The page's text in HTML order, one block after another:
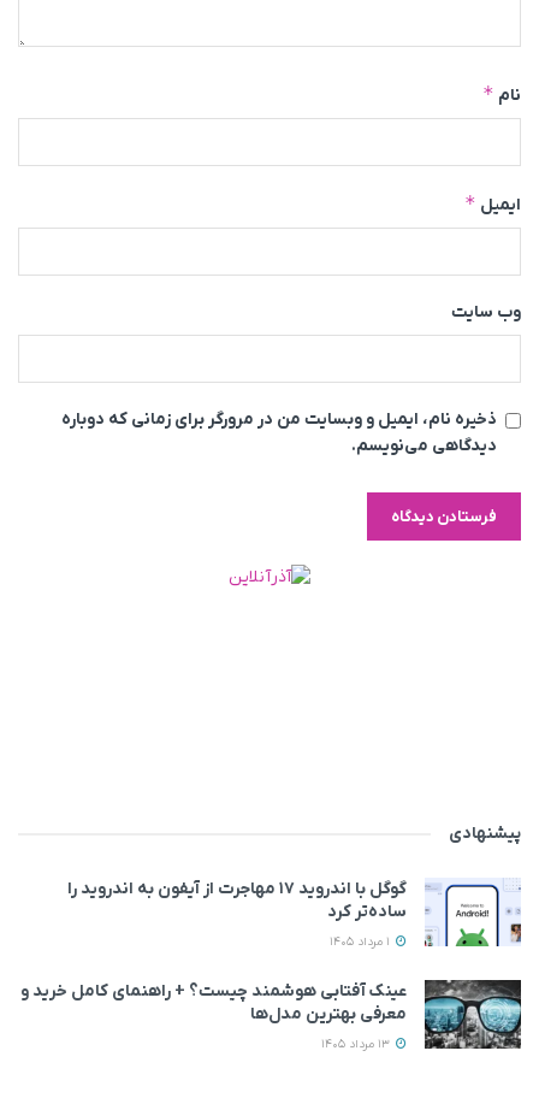
نام *
ایمیل *
وب‌ سایت
ذخیره نام، ایمیل و وبسایت من در مرورگر برای زمانی که دوباره
دیدگاهی می‌نویسم.
پیشنهادی
گوگل با اندروید ۱۷ مهاجرت از آیفون به اندروید را
ساده‌تر کرد
عینک آفتابی هوشمند چیست؟ + راهنمای کامل خرید و
معرفی بهترین مدل‌ها